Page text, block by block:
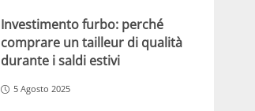
Investimento furbo: perché
comprare un tailleur di qualità
durante i saldi estivi
5 Agosto 2025